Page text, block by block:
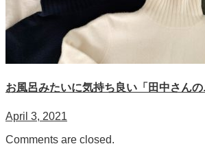
お風呂みたいに気持ち良い「田中さんの
April 3, 2021
Comments are closed.